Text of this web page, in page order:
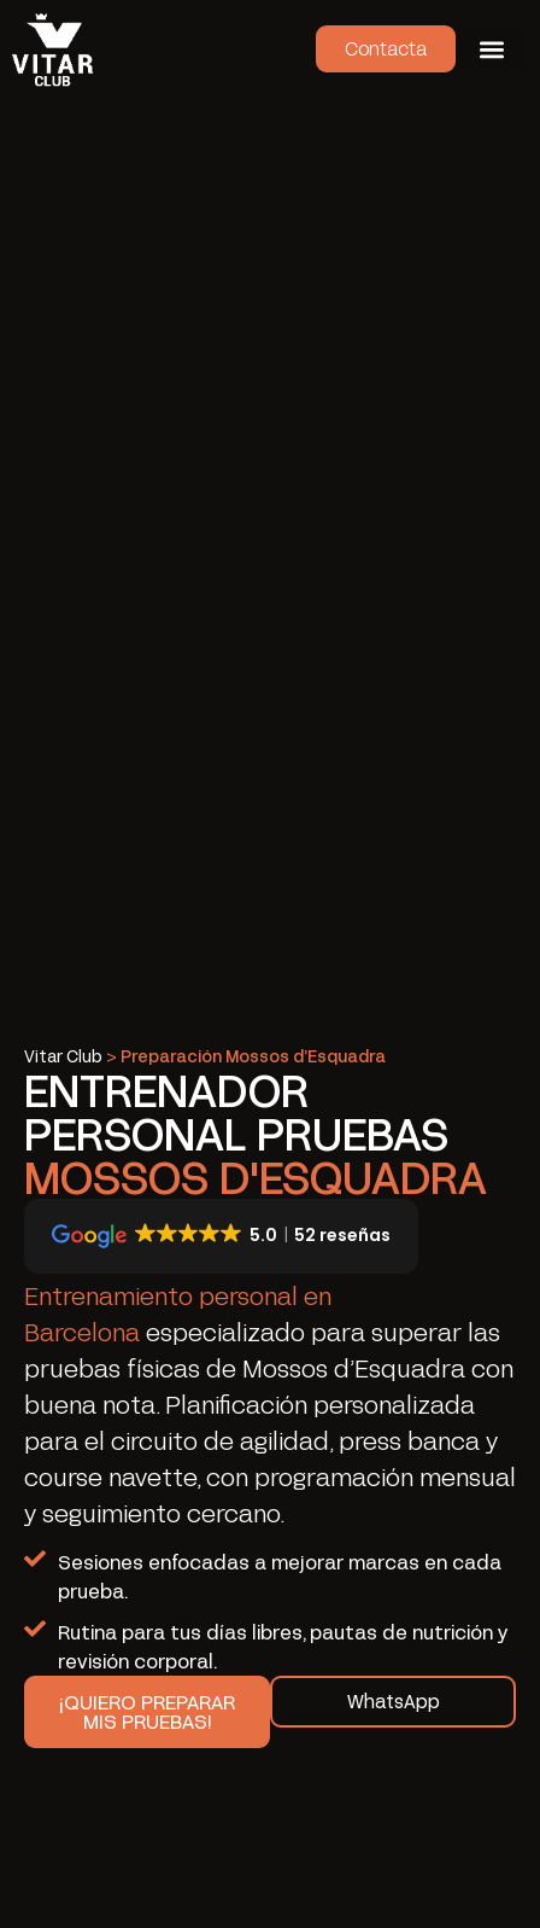
Contacta
Vitar Club > Preparación Mossos d’Esquadra
ENTRENADOR
PERSONAL PRUEBAS
MOSSOS D'ESQUADRA
5.0 52 reseñas
Entrenamiento personal en
Barcelona especializado para superar las
pruebas físicas de Mossos d’Esquadra con
buena nota. Planificación personalizada
para el circuito de agilidad, press banca y
course navette, con programación mensual
y seguimiento cercano.
Sesiones enfocadas a mejorar marcas en cada
prueba.
Rutina para tus días libres, pautas de nutrición y
revisión corporal.
¡QUIERO PREPARAR
MIS PRUEBAS!
WhatsApp